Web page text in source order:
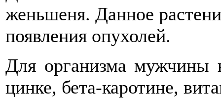
женьшеня. Данное
появления опухолей.
Для организма мужчины
цинке, бета-каротине,